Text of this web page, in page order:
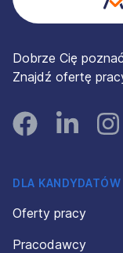
Dobrze Cię
Znajdź ofertę
FacebookLinked In
DLA KANDYDATÓW
Oferty pracy
Pracodawcy